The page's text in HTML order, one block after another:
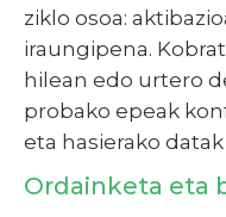
ziklo osoa:
iraungipena.
hilean edo urtero
probako epeak
eta hasierako
Ordainketa eta